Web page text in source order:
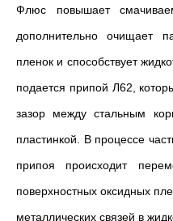
Флюс повышает
дополнительно очищает
пленок и способствует
подается припой Л62,
зазор между стальным
пластинкой. В процессе
припоя происходит
поверхностных оксидных
металлических связей в